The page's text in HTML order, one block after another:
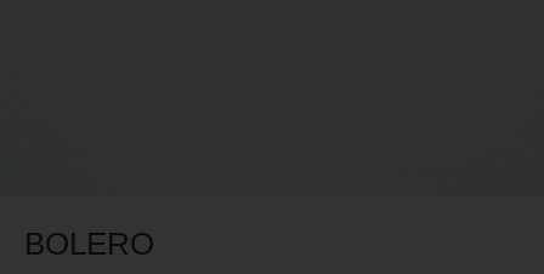
BOLERO